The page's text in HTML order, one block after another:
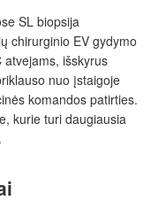
SL biopsija
chirurginio EV gydymo
atvejams, išskyrus
nuo įstaigoje
komandos patirties.
kurie turi daugiausia